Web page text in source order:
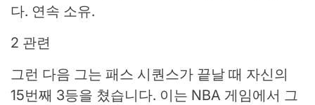
다. 연속 소유.
2 관련
그런 다음 그는 패스 시퀀스가 ​​끝날 때 자신의
15번째 3등을 쳤습니다. 이는 NBA 게임에서 그